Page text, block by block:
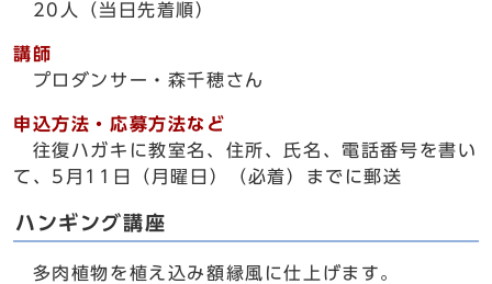
20人（当日先着順）
講師
プロダンサー・森千穂さん
申込方法・応募方法など
往復ハガキに教室名、住所、氏名、電話番号を書い
て、5月11日（月曜日）（必着）までに郵送
ハンギング講座
多肉植物を植え込み額縁風に仕上げます。